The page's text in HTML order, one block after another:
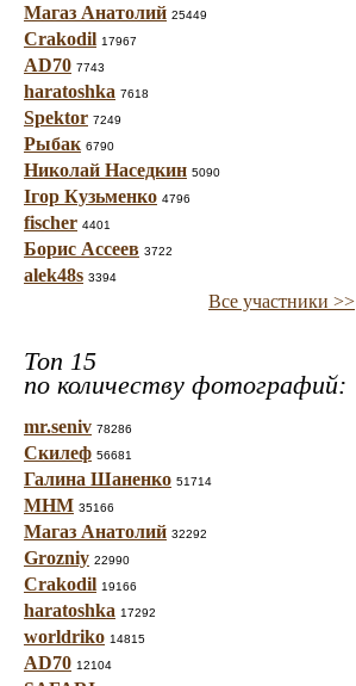
Магаз Анатолий 25449
Crakodil 17967
AD70 7743
haratoshka 7618
Spektor 7249
Рыбак 6790
Николай Наседкин 5090
Ігор Кузьменко 4796
fischer 4401
Борис Ассеев 3722
alek48s 3394
Все участники >>
Топ 15
по количеству фотографий:
mr.seniv 78286
Скилеф 56681
Галина Шаненко 51714
МНМ 35166
Магаз Анатолий 32292
Grozniy 22990
Crakodil 19166
haratoshka 17292
worldriko 14815
AD70 12104